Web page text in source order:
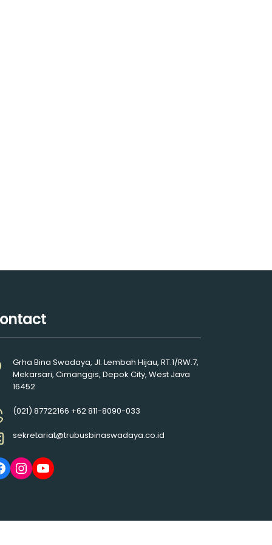
Grha Bina Swadaya, Jl. Lembah Hijau, RT.1/RW.7,
Mekarsari, Cimanggis, Depok City, West Java
16452
(021) 87722166 +62 811-8090-033
sekretariat@trubusbinaswadaya.co.id